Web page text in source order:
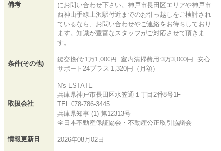
備考
にお問い合わせ下さい。神戸市長田区エリアや神戸市
西神山手線上沢駅付近までのお引っ越しをご検討され
ているなら、お問い合わせやご連絡をお待ちしており
ます。知識が豊富なスタッフがご対応させて頂きま
す。
条件(その他)
鍵交換代:1万1,000円 室内清掃費用:3万3,000円 安心
サポート24プラス:1,320円（月額）
取扱会社
N's ESTATE
兵庫県神戸市長田区水笠通１丁目2番8号1F
TEL:078-786-3445
兵庫県知事 (1) 第12313号
全日本不動産保証協会・不動産公正取引協議会
情報更新日 2026年08月02日